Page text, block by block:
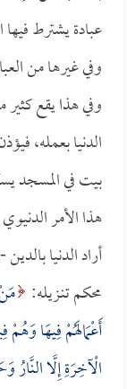
عبادة يشترط
وفي غيرها من
وفي هذا يقع
الدنيا بعمله،
بيت في المسجد
هذا الأمر
أراد الدنيا
محكم تنـزيله:
أَعْمَالَهُمْ فِيهَا
الْآخِرَةِ إِلَّا